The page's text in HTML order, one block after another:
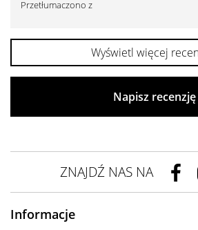
Przetłumaczono z
Wyświetl więcej
Napisz recenzję
ZNAJDŹ NAS NA
Informacje